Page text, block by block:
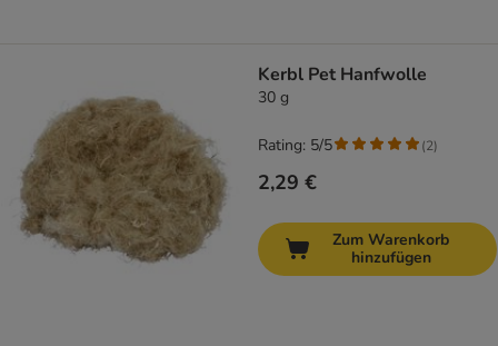
Kerbl Pet Hanfwolle
30 g
2,29 €
Rating: 5/5 (2)
Zum Warenkorb
hinzufügen